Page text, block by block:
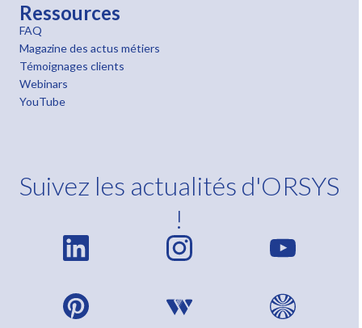
Ressources
FAQ
Magazine des actus métiers
Témoignages clients
Webinars
YouTube
Suivez les actualités d'ORSYS
!